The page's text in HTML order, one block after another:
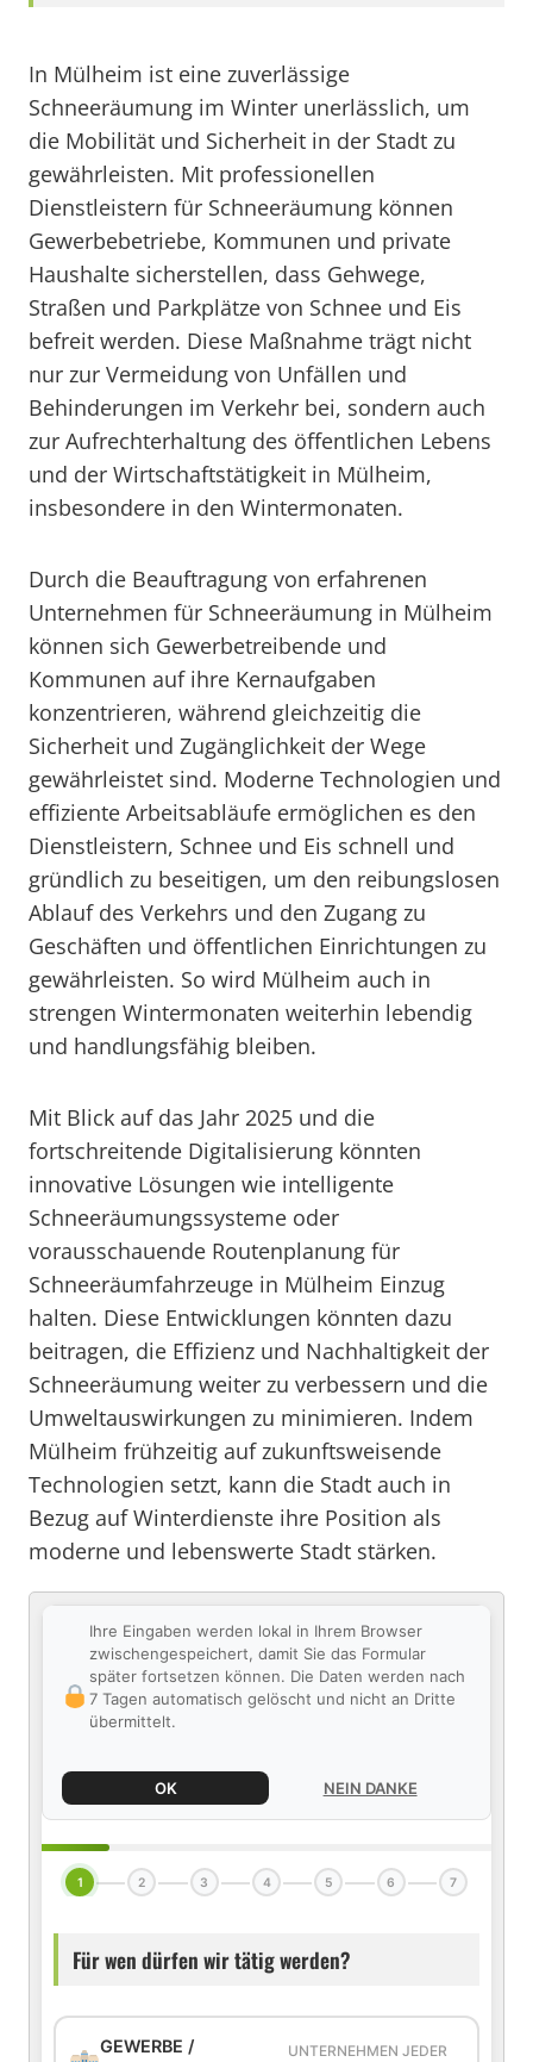
In Mülheim ist eine zuverlässige
Schneeräumung im Winter unerlässlich, um
die Mobilität und Sicherheit in der Stadt zu
gewährleisten. Mit professionellen
Dienstleistern für Schneeräumung können
Gewerbebetriebe, Kommunen und private
Haushalte sicherstellen, dass Gehwege,
Straßen und Parkplätze von Schnee und Eis
befreit werden. Diese Maßnahme trägt nicht
nur zur Vermeidung von Unfällen und
Behinderungen im Verkehr bei, sondern auch
zur Aufrechterhaltung des öffentlichen Lebens
und der Wirtschaftstätigkeit in Mülheim,
insbesondere in den Wintermonaten.
Durch die Beauftragung von erfahrenen
Unternehmen für Schneeräumung in Mülheim
können sich Gewerbetreibende und
Kommunen auf ihre Kernaufgaben
konzentrieren, während gleichzeitig die
Sicherheit und Zugänglichkeit der Wege
gewährleistet sind. Moderne Technologien und
effiziente Arbeitsabläufe ermöglichen es den
Dienstleistern, Schnee und Eis schnell und
gründlich zu beseitigen, um den reibungslosen
Ablauf des Verkehrs und den Zugang zu
Geschäften und öffentlichen Einrichtungen zu
gewährleisten. So wird Mülheim auch in
strengen Wintermonaten weiterhin lebendig
und handlungsfähig bleiben.
Mit Blick auf das Jahr 2025 und die
fortschreitende Digitalisierung könnten
innovative Lösungen wie intelligente
Schneeräumungssysteme oder
vorausschauende Routenplanung für
Schneeräumfahrzeuge in Mülheim Einzug
halten. Diese Entwicklungen könnten dazu
beitragen, die Effizienz und Nachhaltigkeit der
Schneeräumung weiter zu verbessern und die
Umweltauswirkungen zu minimieren. Indem
Mülheim frühzeitig auf zukunftsweisende
Technologien setzt, kann die Stadt auch in
Bezug auf Winterdienste ihre Position als
moderne und lebenswerte Stadt stärken.
Ihre Eingaben werden lokal in Ihrem Browser
zwischengespeichert, damit Sie das Formular
später fortsetzen können. Die Daten werden nach
7 Tagen automatisch gelöscht und nicht an Dritte
übermittelt.
OK NEIN DANKE
1 2 3 4 5 6 7
Für wen dürfen wir tätig werden?
GEWERBE /
UNTERNEHMEN JEDER